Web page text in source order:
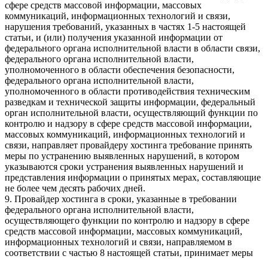
сфере средств массовой информации, массовых
коммуникаций, информационных технологий и связи,
нарушения требований, указанных в частях 1-5 настоящей
статьи, и (или) получения указанной информации от
федерального органа исполнительной власти в области связи,
федерального органа исполнительной власти,
уполномоченного в области обеспечения безопасности,
федерального органа исполнительной власти,
уполномоченного в области противодействия техническим
разведкам и технической защиты информации, федеральный
орган исполнительной власти, осуществляющий функции по
контролю и надзору в сфере средств массовой информации,
массовых коммуникаций, информационных технологий и
связи, направляет провайдеру хостинга требование принять
меры по устранению выявленных нарушений, в котором
указываются сроки устранения выявленных нарушений и
представления информации о принятых мерах, составляющие
не более чем десять рабочих дней.
9. Провайдер хостинга в сроки, указанные в требовании
федерального органа исполнительной власти,
осуществляющего функции по контролю и надзору в сфере
средств массовой информации, массовых коммуникаций,
информационных технологий и связи, направляемом в
соответствии с частью 8 настоящей статьи, принимает меры